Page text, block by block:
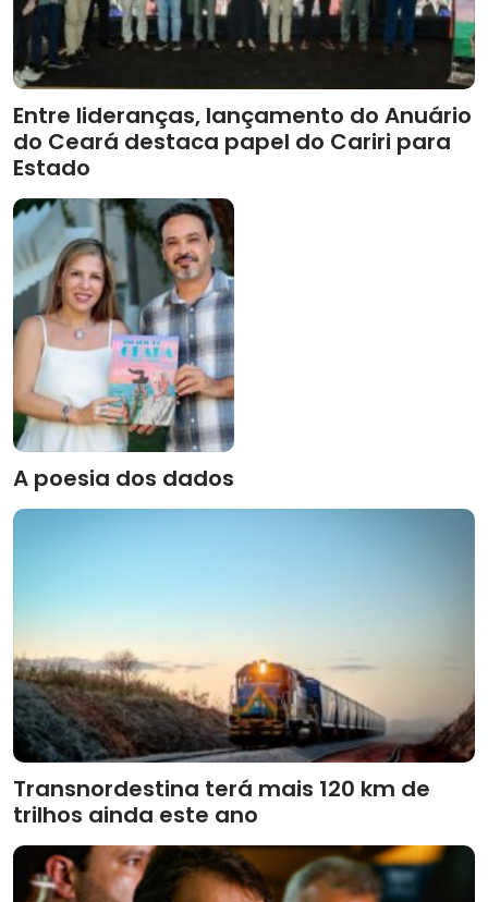
Entre lideranças, lançamento do Anuário
do Ceará destaca papel do Cariri para
Estado
A poesia dos dados
Transnordestina terá mais 120 km de
trilhos ainda este ano